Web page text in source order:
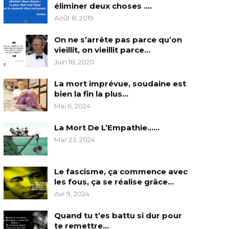
éliminer deux choses ….
Août 8, 2019
On ne s’arrête pas parce qu’on
vieillit, on vieillit parce…
Juin 18, 2020
La mort imprévue, soudaine est
bien la fin la plus…
Mai 6, 2024
La Mort De L’Empathie……
Mar 23, 2024
Le fascisme, ça commence avec
les fous, ça se réalise grâce…
Avr 9, 2024
Quand tu t’es battu si dur pour
te remettre…